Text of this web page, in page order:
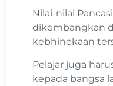
Nilai-nilai
dikembangkan
kebhinekaan
Pelajar juga
kepada bangsa